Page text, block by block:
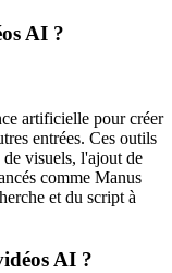
AI ?
artificielle pour créer
entrées. Ces outils
de visuels, l'ajout de
comme Manus
et du script à
AI ?